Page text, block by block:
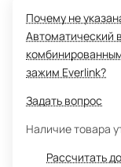
Почему не
Автоматический
зажим Everlink?
Задать вопрос
Наличие товара
Рассчитать